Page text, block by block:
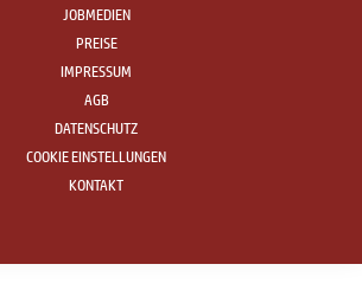
JOBMEDIEN
PREISE
IMPRESSUM
AGB
DATENSCHUTZ
COOKIE EINSTELLUNGEN
KONTAKT